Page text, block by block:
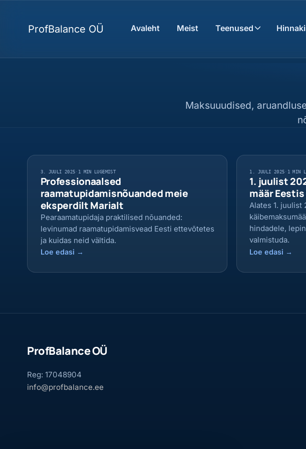
ProfBalance OÜ Avaleht Meist Teenused
Maksuuudised,
3. JUULI 2025· 1 MIN LUGEMIST
Professionaalsed
raamatupidamisnõuanded meie
eksperdilt Marialt
Pearaamatupidaja praktilised nõuanded:
levinumad raamatupidamisvead Eesti ettevõtetes
ja kuidas neid vältida.
Loe edasi →
1. JUULI 2025· 1 MIN
1. juulist
määr
Alates 1. juulist
hindadele,
valmistuda.
Loe edasi →
ProfBalance OÜ
Reg: 17048904
info@profbalance.ee